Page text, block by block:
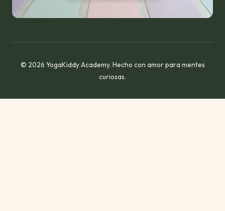
© 2026 YogaKiddy Academy. Hecho con amor para mentes
curiosas.